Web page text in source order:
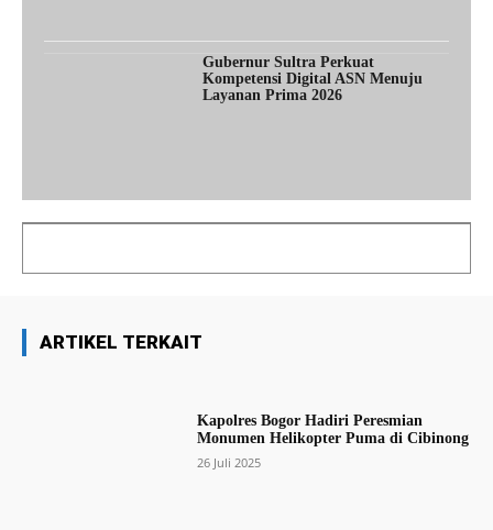
Gubernur Sultra Perkuat
Kompetensi Digital ASN Menuju
Layanan Prima 2026
ARTIKEL TERKAIT
Kapolres Bogor Hadiri Peresmian
Monumen Helikopter Puma di Cibinong
26 Juli 2025